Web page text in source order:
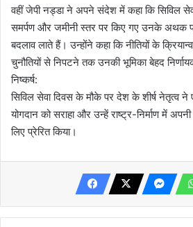
वहीं जेपी नड्डा ने अपने संदेश में कहा कि सिविल
समर्पण और जमीनी स्तर पर किए गए उनके अथक
बदलाव लाते हैं। उन्होंने कहा कि नीतियों के
चुनौतियों से निपटने तक उनकी भूमिका बेहद
निष्कर्ष:
सिविल सेवा दिवस के मौके पर देश के शीर्ष नेतृत्व
योगदान को सराहा और उन्हें राष्ट्र-निर्माण में
लिए प्रेरित किया।